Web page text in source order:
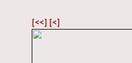
[<<] [<]